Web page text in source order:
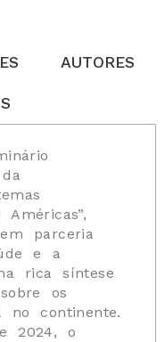
AUTORES
parceria
e a
rica síntese
os
no continente.
2024, o